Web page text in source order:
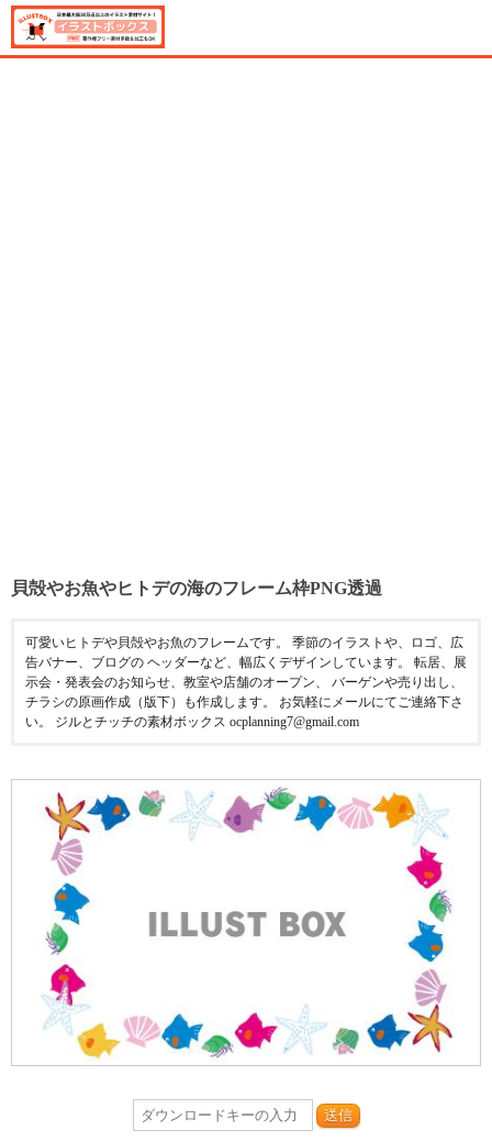
貝殻やお魚やヒトデの海のフレーム枠PNG透過
可愛いヒトデや貝殻やお魚のフレームです。 季節のイラストや、ロゴ、広
告バナー、ブログの ヘッダーなど、幅広くデザインしています。 転居、展
示会・発表会のお知らせ、教室や店舗のオープン、 バーゲンや売り出し、
チラシの原画作成（版下）も作成します。 お気軽にメールにてご連絡下さ
い。 ジルとチッチの素材ボックス ocplanning7@gmail.com
送信